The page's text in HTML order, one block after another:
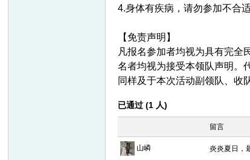
4.身体有疾病，请勿参加不合
【免责声明】
凡报名参加者均视为具有完全
名者均视为接受本领队声明。
同样及于本次活动副领队、收
已通过 (1 人)
留言
山嶙 炎炎夏日，